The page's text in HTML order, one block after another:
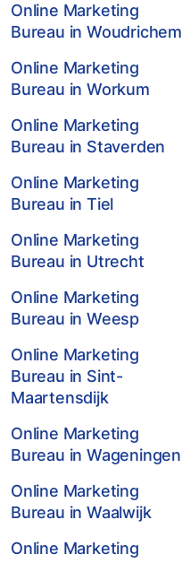
Online Marketing
Bureau in Woudrichem
Online Marketing
Bureau in Workum
Online Marketing
Bureau in Staverden
Online Marketing
Bureau in Tiel
Online Marketing
Bureau in Utrecht
Online Marketing
Bureau in Weesp
Online Marketing
Bureau in Sint-
Maartensdijk
Online Marketing
Bureau in Wageningen
Online Marketing
Bureau in Waalwijk
Online Marketing